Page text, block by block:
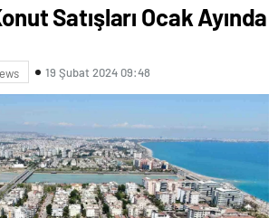
Satışları Ocak Ayında
19 Şubat 2024 09:48